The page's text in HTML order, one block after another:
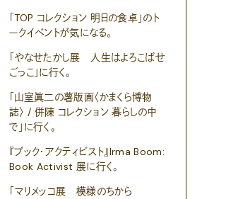
「TOP コレクション 明日の食卓」のト
ークイベントが気になる。
「やなせたかし展 人生はよろこばせ
ごっこ」に行く。
「山室眞二の薯版画〈かまくら博物
誌〉 / 併陳 コレクション 暮らしの中
で」に行く。
『ブック・アクティビスト』Irma Boom:
Book Activist 展に行く。
「マリメッコ展 模様のちから